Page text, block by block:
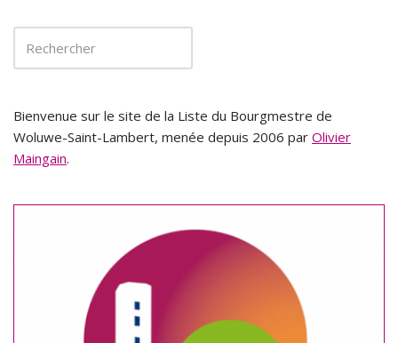
Bienvenue sur le site de la Liste du Bourgmestre de
Woluwe-Saint-Lambert, menée depuis 2006 par Olivier
Maingain.